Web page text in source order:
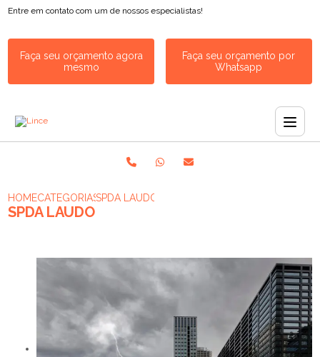
Entre em contato com um de nossos especialistas!
Faça seu orçamento agora
mesmo
Faça seu orçamento por
Whatsapp
HOMECATEGORIASSPDA LAUDO
SPDA LAUDO